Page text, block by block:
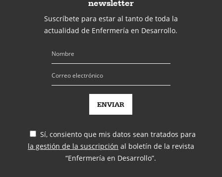
newsletter
Suscríbete para estar al tanto de toda la
actualidad de Enfermería en Desarrollo.
Sí, consiento que mis datos sean tratados para
la gestión de la suscripción al boletín de la revista
“Enfermería en Desarrollo”.